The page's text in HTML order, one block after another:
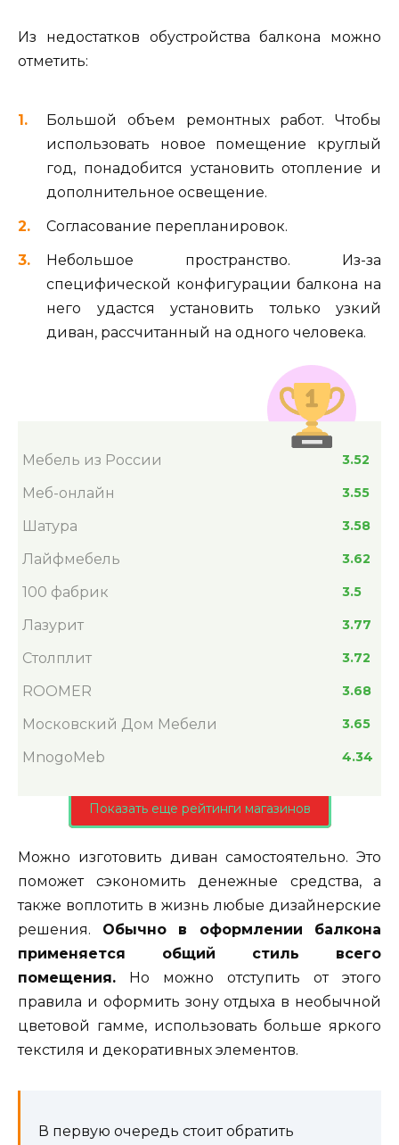
Из недостатков обустройства балкона можно
отметить:
Большой объем ремонтных работ. Чтобы
использовать новое помещение круглый
год, понадобится установить отопление и
дополнительное освещение.
Согласование перепланировок.
Небольшое пространство. Из-за
специфической конфигурации балкона на
него удастся установить только узкий
диван, рассчитанный на одного человека.
Мебель из России 3.52
Меб-онлайн 3.55
Шатура 3.58
Лайфмебель 3.62
100 фабрик 3.5
Лазурит 3.77
Столплит 3.72
ROOMER 3.68
Московский Дом Мебели 3.65
MnogoMeb 4.34
Показать еще рейтинги магазинов
Можно изготовить диван самостоятельно. Это
поможет сэкономить денежные средства, а
также воплотить в жизнь любые дизайнерские
решения. Обычно в оформлении балкона
применяется общий стиль всего
помещения. Но можно отступить от этого
правила и оформить зону отдыха в необычной
цветовой гамме, использовать больше яркого
текстиля и декоративных элементов.
В первую очередь стоит обратить